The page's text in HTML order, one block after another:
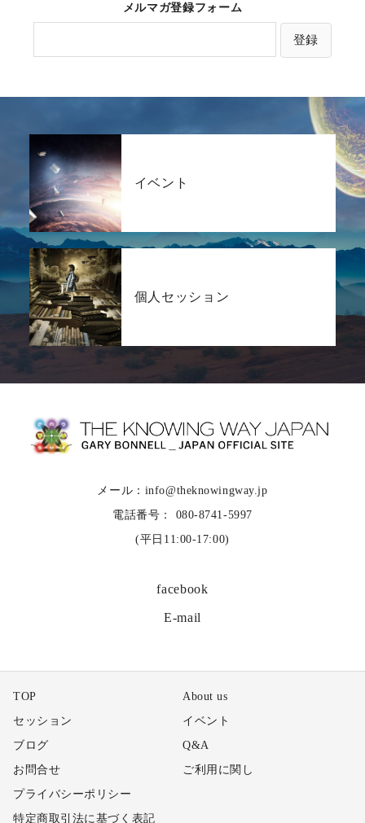
メルマガ登録フォーム
イベント
個人セッション
メール：info@theknowingway.jp
電話番号： 080-8741-5997
(平日11:00-17:00)
facebook
E-mail
TOP
About us
セッション
イベント
ブログ
Q&A
お問合せ
ご利用に関し
プライバシーポリシー
特定商取引法に基づく表記